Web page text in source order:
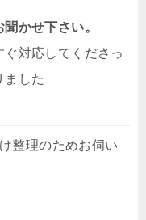
かせ下さい。
対応してくださっ
ました
整理のためお伺い